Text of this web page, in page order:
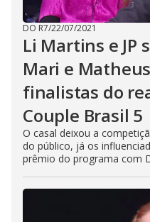
DO R7/22/07/2021
Li Martins e JP
Mari e
finalistas do
Couple Brasil 5
O casal deixou a
do público, já os
prêmio do programa com